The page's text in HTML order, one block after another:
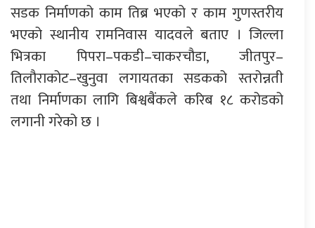
सडक निर्माणको काम तिब्र भएको र काम गुणस्तरीय
भएको स्थानीय रामनिवास यादवले बताए । जिल्ला
भित्रका पिपरा–पकडी–चाकरचौडा, जीतपुर–
तिलौराकोट–खुनुवा लगायतका सडकको स्तरोन्नती
तथा निर्माणका लागि बिश्वबैंकले करिब १८ करोडको
लगानी गरेको छ ।